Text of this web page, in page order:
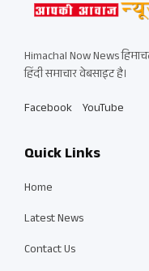
Himachal Now News
हिंदी समाचार वेबसाइट है।
Facebook YouTube
Quick Links
Home
Latest News
Contact Us